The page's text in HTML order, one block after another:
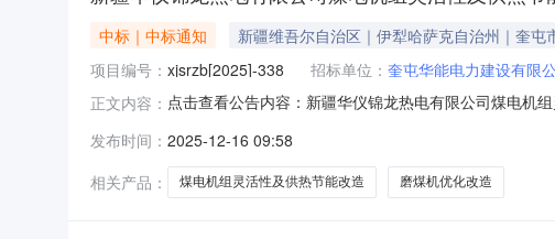
中标｜中标通知 新疆维吾尔自治区｜伊犁哈萨克自治州｜奎屯
项目编号： xjsrzb[2025]-338 招标单位： 奎屯华能电力建设有限
正文内容： 点击查看公告内容：新疆华仪锦龙热电有限公司煤电机
发布时间： 2025-12-16 09:58
相关产品：
煤电机组灵活性及供热节能改造 磨煤机优化改造